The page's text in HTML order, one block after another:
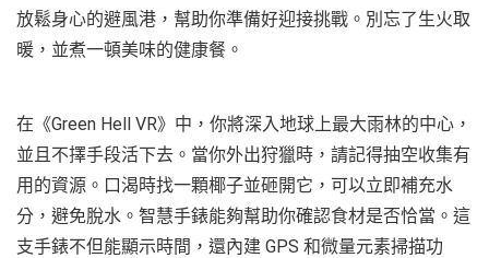
放鬆身心的避風港，幫助你準備好迎接挑戰。別忘了生火取
暖，並煮一頓美味的健康餐。
在《Green Hell VR》中，你將深入地球上最大雨林的中心，
並且不擇手段活下去。當你外出狩獵時，請記得抽空收集有
用的資源。口渴時找一顆椰子並砸開它，可以立即補充水
分，避免脫水。智慧手錶能夠幫助你確認食材是否恰當。這
支手錶不但能顯示時間，還內建 GPS 和微量元素掃描功